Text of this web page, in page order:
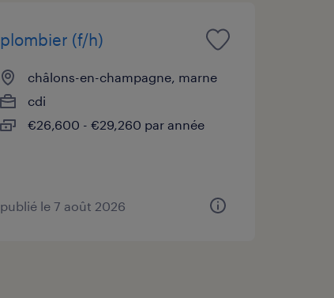
plombier (f/h)
châlons-en-champagne, marne
cdi
€26,600 - €29,260 par année
publié le 7 août 2026